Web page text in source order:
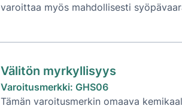
varoittaa myös mahdollisesti
Välitön myrkyllisyys
Varoitusmerkki: GHS06
Tämän varoitusmerkin omaava